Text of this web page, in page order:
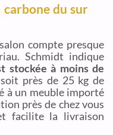
du sur
compte presque
Schmidt indique
stockée à moins de
près de 25 kg de
à un meuble importé
près de chez vous
facilite la livraison